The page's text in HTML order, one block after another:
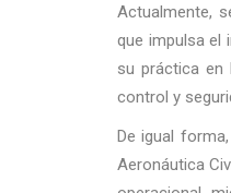
Actualmente,
que impulsa el
su práctica en
control y
De igual
Aeronáutica